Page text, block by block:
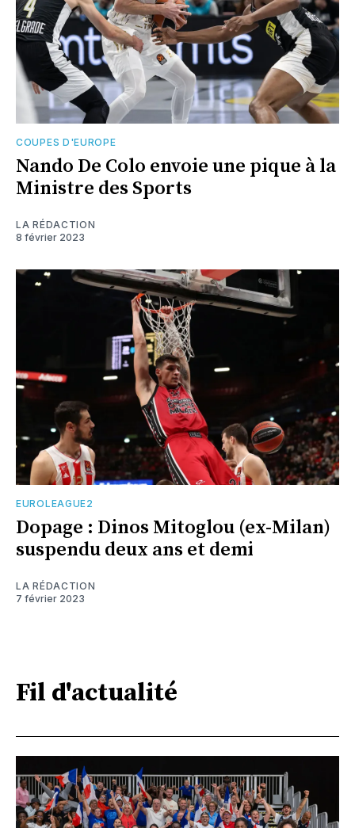
COUPES D'EUROPE
Nando De Colo envoie une pique à la
Ministre des Sports
LA RÉDACTION
8 février 2023
EUROLEAGUE2
Dopage : Dinos Mitoglou (ex-Milan)
suspendu deux ans et demi
LA RÉDACTION
7 février 2023
Fil d'actualité